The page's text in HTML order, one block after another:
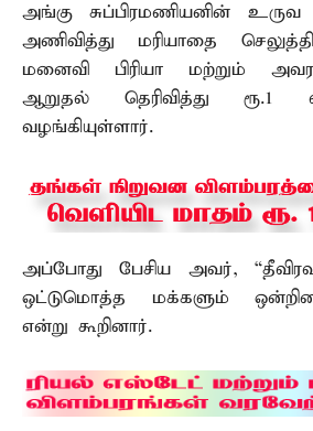
அங்கு சுப்பிரமணியனின் உருவ
அணிவித்து மரியாதை
மனைவி பிரியா மற்றும்
ஆறுதல் தெரிவித்து ரூ.1
வழங்கியுள்ளார்.
அப்போது பேசிய அவர்,
ஒட்டுமொத்த மக்களும்
என்று கூறினார்.